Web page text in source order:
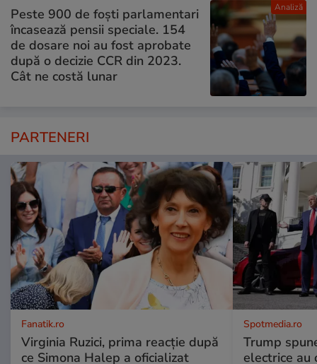
Analiză
Peste 900 de foști parlamentari
încasează pensii speciale. 154
de dosare noi au fost aprobate
după o decizie CCR din 2023.
Cât ne costă lunar
PARTENERI
Fanatik.ro
Virginia Ruzici, prima reacție după
ce Simona Halep a oficializat
Spotmedia.ro
Trump
electrice au